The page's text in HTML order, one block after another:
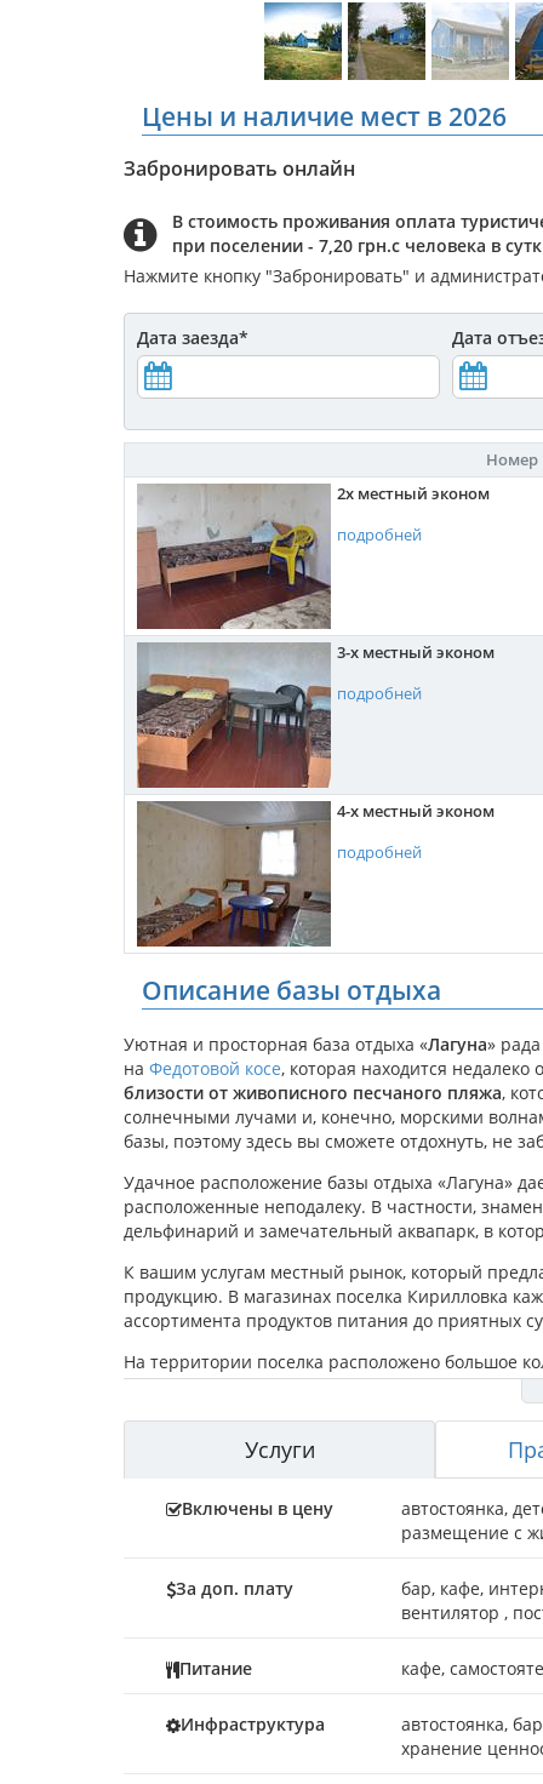
Цены и наличие мест в 2026
Забронировать онлайн
В стоимость проживания оплата
при поселении - 7,20 грн.с человека в
Нажмите кнопку "Забронировать" и
Дата заезда* Дата
Номер
2х местный эконом
подробней
3-х местный эконом
подробней
4-х местный эконом
подробней
Описание базы отдыха
Уютная и просторная база отдыха «Лагуна»
на Федотовой косе, которая находится
близости от живописного песчаного пляжа,
солнечными лучами и, конечно, морскими
базы, поэтому здесь вы сможете отдохнуть, не
Удачное расположение базы отдыха «Лагуна»
расположенные неподалеку. В частности,
дельфинарий и замечательный аквапарк, в
К вашим услугам местный рынок, который
продукцию. В магазинах поселка Кирилловка
ассортимента продуктов питания до приятных
На территории поселка расположено большое
которые готовы принять посетителей в любое
функционирует отличный спортивный центр,
На территории нашей базы оборудованы
различной стоимости. Каждый домик имеет
проведения полуденного и вечернего отдыха.
мебель, холодильник, набор посуды и
Пользование постельным бельем при
Удобства (чистый душ и туалет) расположены
Питание
Отдыхая на нашей базе, для самостоятельного
Услуги
Включены в цену автостоянка,
размещение с
За доп. плату бар, кафе,
вентилятор ,
Питание кафе,
Инфраструктура
автостоянка,
хранение